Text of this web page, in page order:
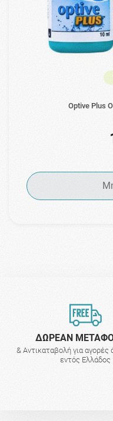
Optive Plus
ΔΩΡΕΑΝ
& Αντικαταβολή για
εντός Ελλάδος